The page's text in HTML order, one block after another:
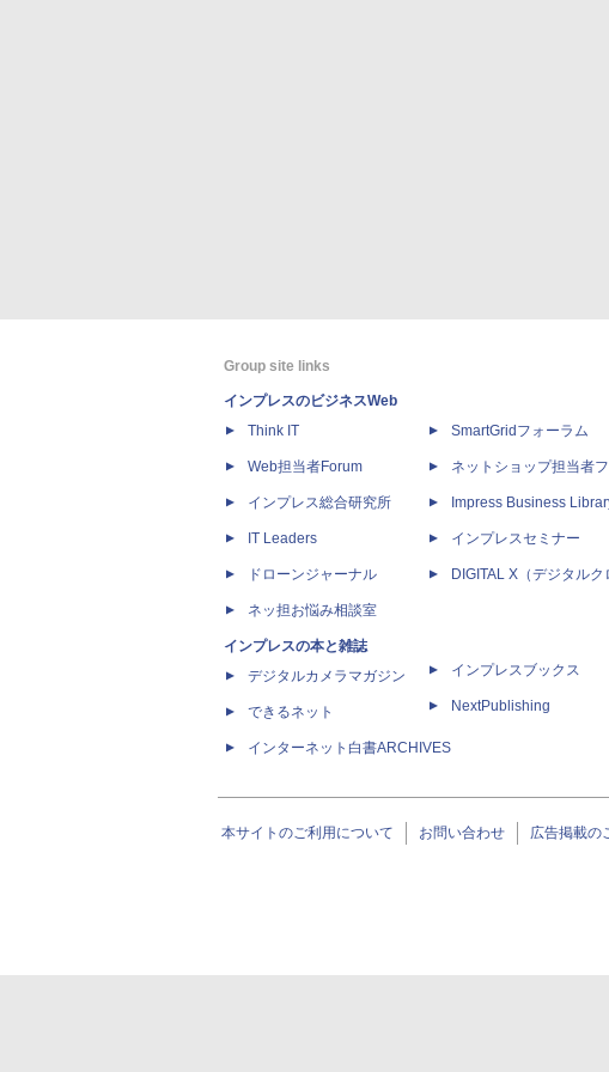
Group site links
インプレスのビジネスWeb
Think IT
Web担当者Forum
インプレス総合研究所
IT Leaders
ドローンジャーナル
ネッ担お悩み相談室
インプレスの本と雑誌
デジタルカメラマガジン
できるネット
インターネット白書ARCHIVES
SmartGridフォーラム
ネットショップ担当者
Impress Business
インプレスセミナー
DIGITAL X（デジタルク
インプレスブックス
NextPublishing
本サイトのご利用について お問い合わせ 広告掲載の